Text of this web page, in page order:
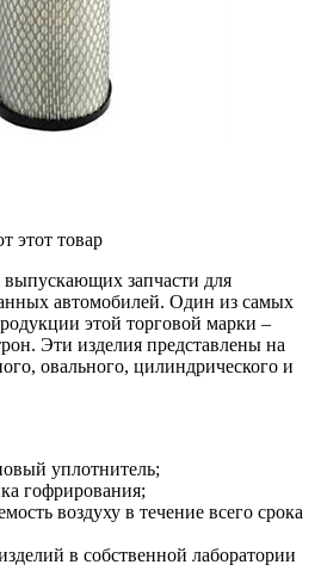
этот товар
запчасти для
автомобилей. Один из самых
этой торговой марки –
Эти изделия представлены на
овального, цилиндрического и
уплотнитель;
гофрирования;
воздуху в течение всего срока
в собственной лаборатории